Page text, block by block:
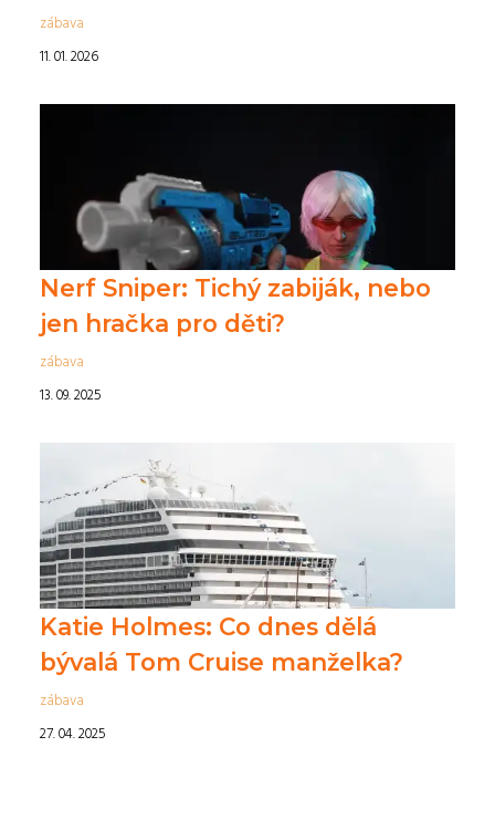
zábava
11. 01. 2026
Nerf Sniper: Tichý zabiják, nebo
jen hračka pro děti?
zábava
13. 09. 2025
Katie Holmes: Co dnes dělá
bývalá Tom Cruise manželka?
zábava
27. 04. 2025